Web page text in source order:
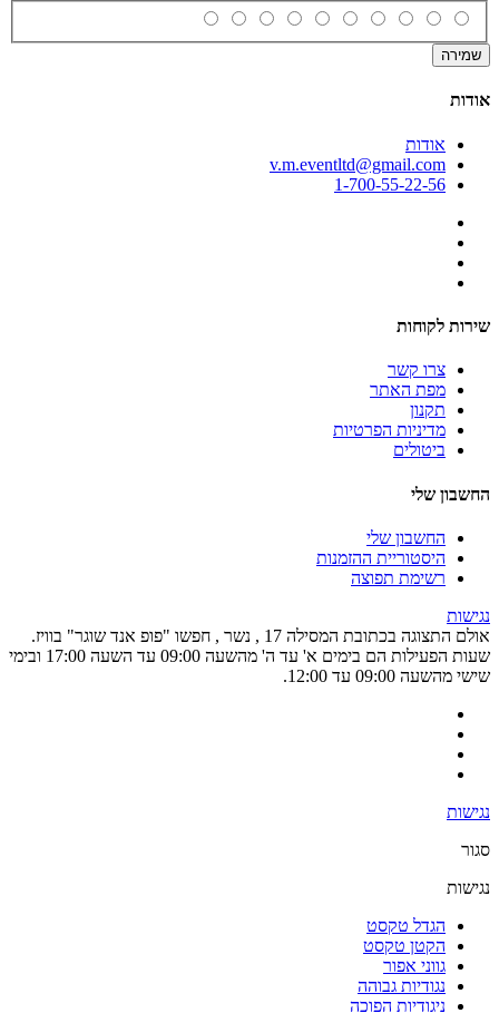
שמירה
אודות
אודות
v.m.eventltd@gmail.com
1-700-55-22-56
שירות לקוחות
צרו קשר
מפת האתר
תקנון
מדיניות הפרטיות
ביטולים
החשבון שלי
החשבון שלי
היסטוריית ההזמנות
רשימת תפוצה
נגישות
אולם התצוגה בכתובת המסילה 17 , נשר , חפשו "פופ אנד שוגר" בוויז.
שעות הפעילות הם בימים א' עד ה' מהשעה 09:00 עד השעה 17:00 ובימי
שישי מהשעה 09:00 עד 12:00.
נגישות
סגור
נגישות
הגדל טקסט
הקטן טקסט
גווני אפור
נגודיות גבוהה
ניגודיות הפוכה